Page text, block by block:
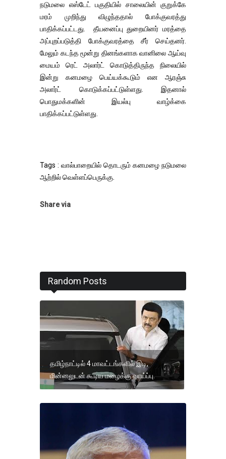
நடுமலை எஸ்டேட் பகுதியில் சாலையின் குறுக்கே
மரம் முறிந்து விழுந்ததால் போக்குவரத்து
பாதிக்கப்பட்டது. தீயனைப்பு துறையினர் மரத்தை
அப்புறப்படுத்தி போக்குவரத்தை சீர் செய்தனர்.
மேலும் கடந்த மூன்று தினங்களாக வானிலை ஆய்வு
மையம் ரெட் அலார்ட் கொடுத்திருந்த நிலையில்
இன்று கனமழை பெய்யக்கூடும் என ஆரஞ்சு
அலார்ட் கொடுக்கப்பட்டுள்ளது. இதனால்
பொதுமக்களின் இயல்பு வாழ்க்கை
பாதிக்கப்பட்டுள்ளது.
Tags : வால்பாறையில் தொடரும் கனமழை நடுமலை
ஆற்றில் வெள்ளப்பெருக்கு.
Share via
Random Posts
தமிழ்நாட்டில் 4 மாவட்டங்களில் இடி,
மின்னலுடன் கூடிய மழைக்கு வாய்ப்பு.